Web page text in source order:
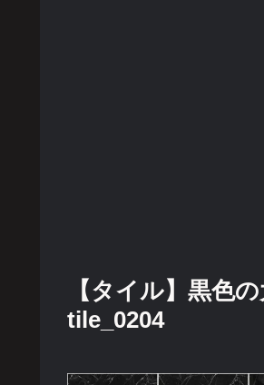
【タイル】黒色
tile_0204